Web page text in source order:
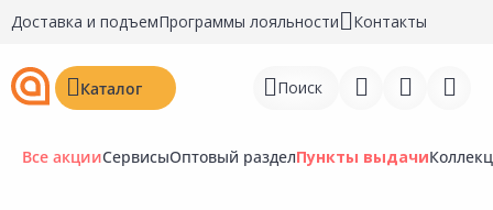
Доставка и подъемПрограммы лояльности Контакты
Каталог Поиск
Все акцииСервисыОптовый разделПункты выдачи